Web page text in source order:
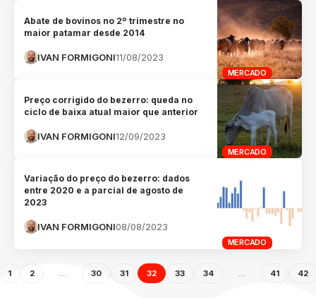
MERCADO
Abate de bovinos no 2º trimestre no
maior patamar desde 2014
IVAN FORMIGONI11/08/2023
MERCADO
Preço corrigido do bezerro: queda no
ciclo de baixa atual maior que anterior
IVAN FORMIGONI12/09/2023
MERCADO
Variação do preço do bezerro: dados
entre 2020 e a parcial de agosto de
2023
IVAN FORMIGONI08/08/2023
1 2 … 30 31 32 33 34 … 41 42